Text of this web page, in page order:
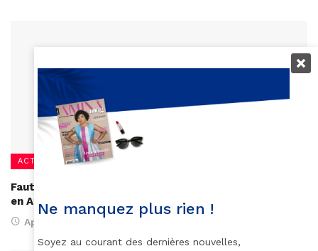
ACTUALITÉS
Faut-il croire les prophètes de malheur sur le Covid-19
en Afrique ?
April 14, 2020
Ne manquez plus rien !
Soyez au courant des dernières nouvelles,